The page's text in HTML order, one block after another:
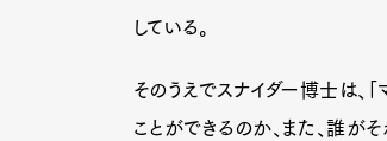
している。
そのうえでスナイダー博士は、
ことができるのか、また、誰が